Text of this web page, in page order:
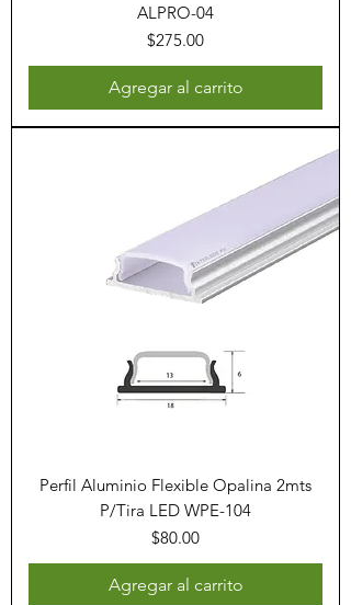
ALPRO-04
Precio
$275.00
Agregar al carrito
Perfil Aluminio Flexible Opalina 2mts
P/Tira LED WPE-104
Precio
$80.00
Agregar al carrito